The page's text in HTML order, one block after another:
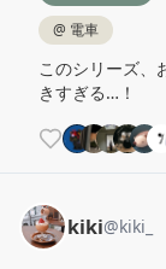
@ 電車
このシリーズ、
きすぎる…！
kiki@kiki_